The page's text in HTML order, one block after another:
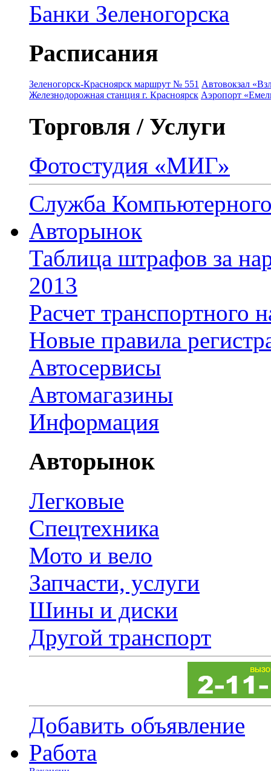
Банки Зеленогорска
Расписания
Зеленогорск-Красноярск маршрут № 551 Автовокзал
Железнодорожная станция г. Красноярск Аэропорт
Торговля / Услуги
Фотостудия «МИГ»
Служба
Авторынок
Таблица штрафов за
2013
Расчет транспортного
Новые правила
Автосервисы
Автомагазины
Информация
Авторынок
Легковые
Спецтехника
Мото и вело
Запчасти, услуги
Шины и диски
Другой транспорт
Добавить объявление
Работа